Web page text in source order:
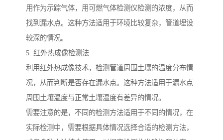
用作为示踪气体，用可燃气体检测仪检测的浓度，从而
找到漏水点。这种方法适用于环境比较复杂，管道埋设
较深的情况。
5. 红外热成像检测法
利用红外热成像技术，检测管道周围土壤的温度分布情
况，从而判断是否存在漏水点。这种方法适用于漏水点
周围土壤温度与正常土壤温度有差异的情况。
需要注意的是，不同的检测方法适用于不同的情况，在
实际检测中，需要根据具体情况选择合适的检测方法，